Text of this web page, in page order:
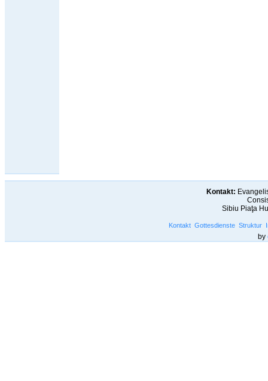
Kontakt:
Sibiu Piaţa
Kontakt Gottesdienste Struktur
by